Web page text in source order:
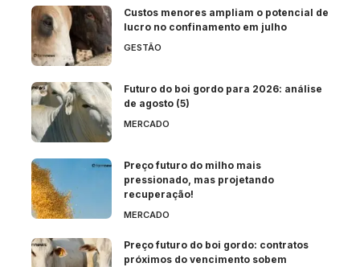
Custos menores ampliam o potencial de
lucro no confinamento em julho
GESTÃO
Futuro do boi gordo para 2026: análise
de agosto (5)
MERCADO
Preço futuro do milho mais
pressionado, mas projetando
recuperação!
MERCADO
Preço futuro do boi gordo: contratos
próximos do vencimento sobem